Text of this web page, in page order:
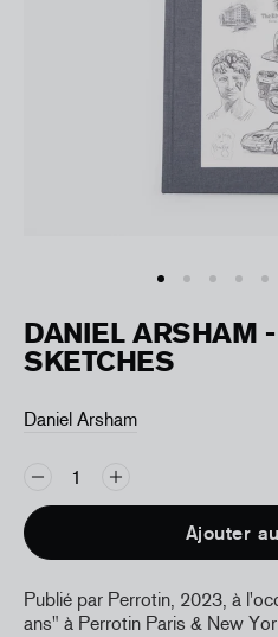
DANIEL ARSHAM
SKETCHES
Daniel Arsham
Ajouter
Publié par Perrotin, 2023, à
ans" à Perrotin Paris & New